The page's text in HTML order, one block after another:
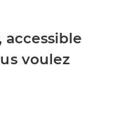
accessible
voulez